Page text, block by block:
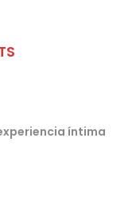
íntima